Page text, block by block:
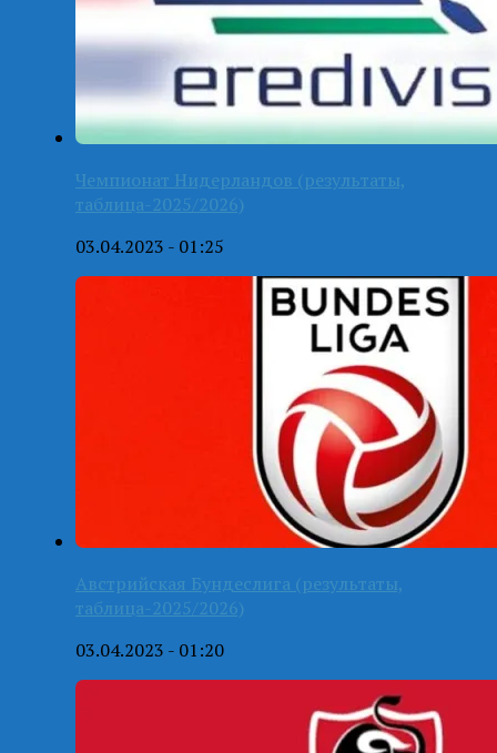
Чемпионат Нидерландов (результаты,
таблица-2025/2026)
03.04.2023 - 01:25
Австрийская Бундеслига (результаты,
таблица-2025/2026)
03.04.2023 - 01:20